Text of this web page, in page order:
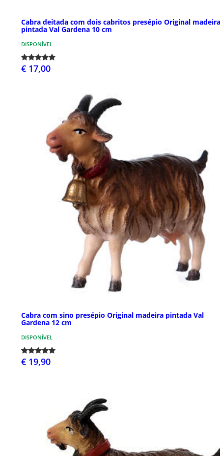
Cabra deitada com dois cabritos presépio Original madeira
pintada Val Gardena 10 cm
DISPONÍVEL
€ 17,00
Cabra com sino presépio Original madeira pintada Val
Gardena 12 cm
DISPONÍVEL
€ 19,90